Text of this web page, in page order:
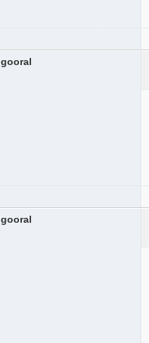
gooral
gooral